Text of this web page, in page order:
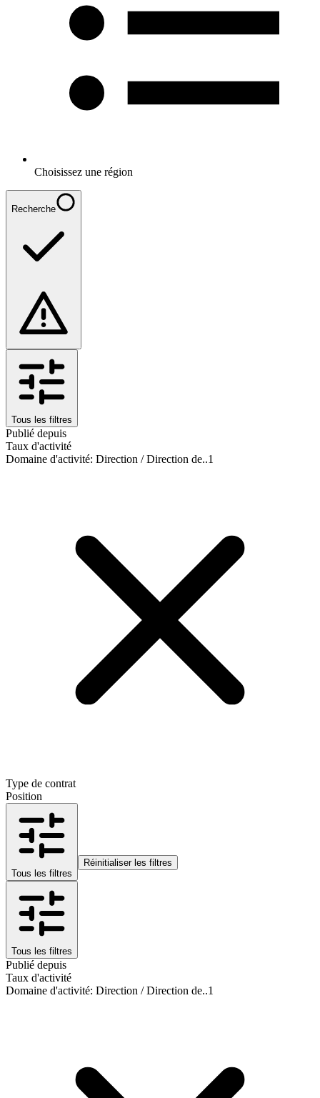
Choisissez une région
Recherche
Tous les filtres
Publié depuis
Taux d'activité
Domaine d'activité: Direction / Direction de..1
Type de contrat
Position
Tous les filtres
Réinitialiser les filtres
Tous les filtres
Publié depuis
Taux d'activité
Domaine d'activité: Direction / Direction de..1